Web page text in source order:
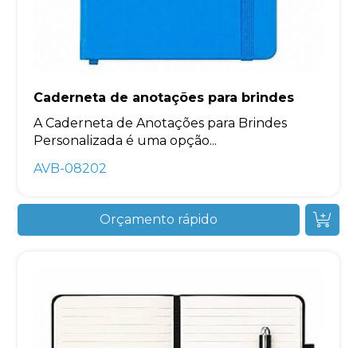
Caderneta de anotações para brindes
A Caderneta de Anotações para Brindes
Personalizada é uma opção...
AVB-08202
Orçamento rápido